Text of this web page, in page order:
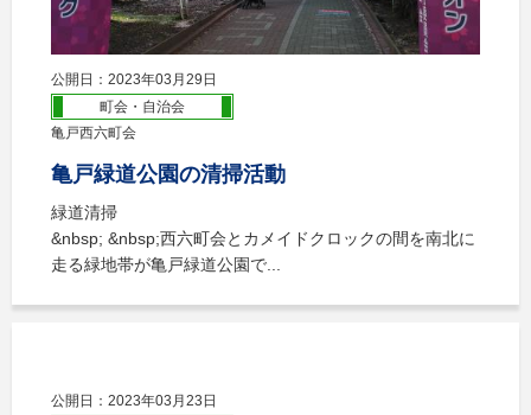
公開日：2023年03月29日
町会・自治会
亀戸西六町会
亀戸緑道公園の清掃活動
緑道清掃
&nbsp; &nbsp;西六町会とカメイドクロックの間を南北に
走る緑地帯が亀戸緑道公園で...
公開日：2023年03月23日